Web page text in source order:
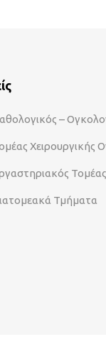
–
Χειρουργικής
Τομέας
Τμήματα